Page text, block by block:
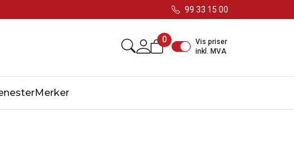
99 33 15 00
0
Vis priser
inkl. MVA
Merker